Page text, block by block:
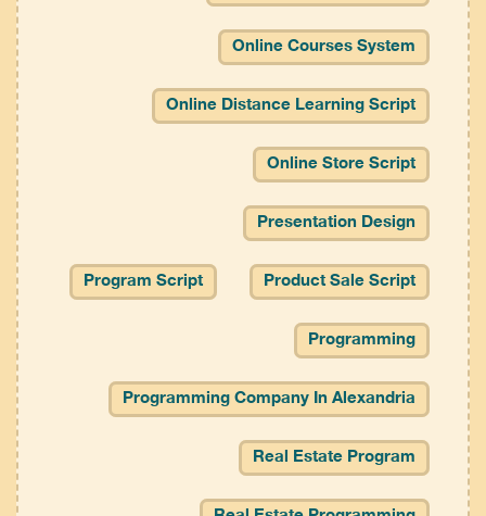
Online Courses System
Online Distance Learning Script
Online Store Script
Presentation Design
Product Sale Script
Program Script
Programming
Programming Company In Alexandria
Real Estate Program